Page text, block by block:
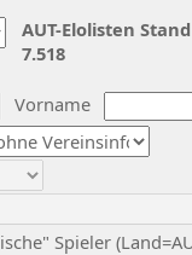
Vorname
Spieler
AUT-Elolisten
7.518